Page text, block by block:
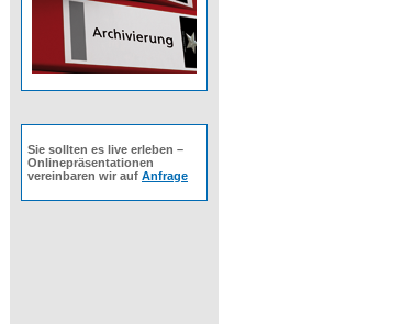
Sie sollten es live erleben –
Onlinepräsentationen
vereinbaren wir auf Anfrage